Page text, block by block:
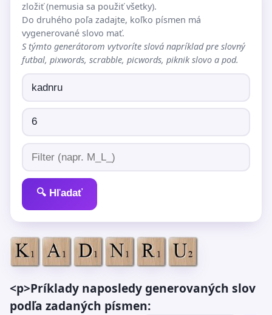
zložiť (nemusia sa použiť všetky).
Do druhého poľa zadajte, koľko písmen má
vygenerované slovo mať.
S týmto generátorom vytvoríte slová napríklad pre slovný
futbal, pixwords, scrabble, picwords, piknik slovo a pod.
🔍 Hľadať
<p>Príklady naposledy generovaných slov
podľa zadaných písmen: